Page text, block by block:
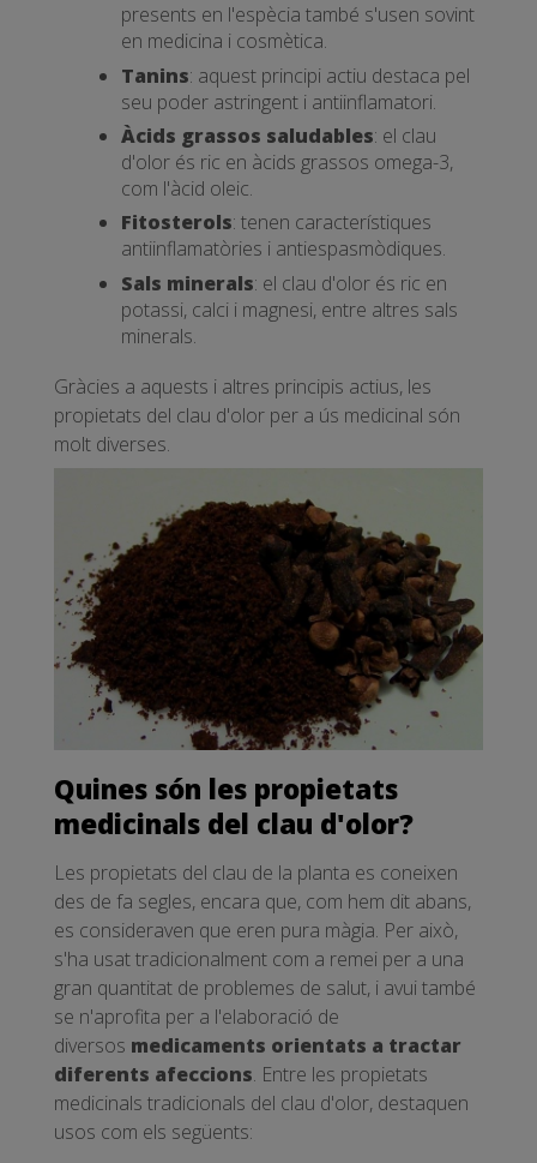
presents en l'espècia també s'usen sovint
en medicina i cosmètica.
Tanins: aquest principi actiu destaca pel
seu poder astringent i antiinflamatori.
Àcids grassos saludables: el clau
d'olor és ric en àcids grassos omega-3,
com l'àcid oleic.
Fitosterols: tenen característiques
antiinflamatòries i antiespasmòdiques.
Sals minerals: el clau d'olor és ric en
potassi, calci i magnesi, entre altres sals
minerals.
Gràcies a aquests i altres principis actius, les
propietats del clau d'olor per a ús medicinal són
molt diverses.
Quines són les propietats
medicinals del clau d'olor?
Les propietats del clau de la planta es coneixen
des de fa segles, encara que, com hem dit abans,
es consideraven que eren pura màgia. Per això,
s'ha usat tradicionalment com a remei per a una
gran quantitat de problemes de salut, i avui també
se n'aprofita per a l'elaboració de
diversos medicaments orientats a tractar
diferents afeccions. Entre les propietats
medicinals tradicionals del clau d'olor, destaquen
usos com els següents: